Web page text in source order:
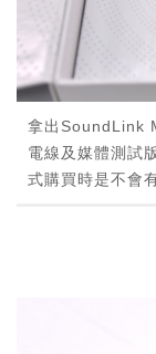
拿出SoundLink
電線及媒體測試
式購買時是不會